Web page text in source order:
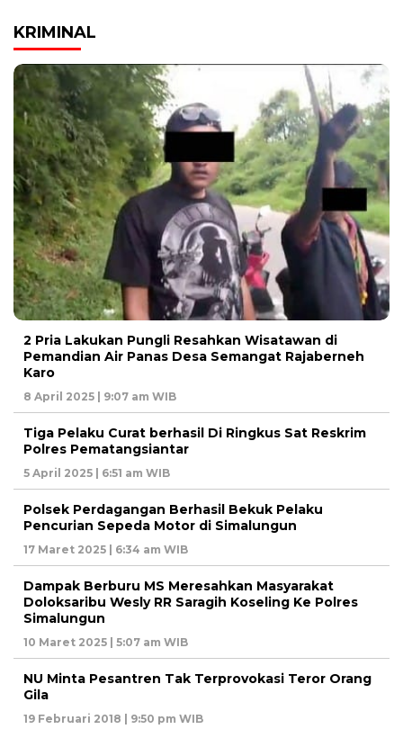
KRIMINAL
2 Pria Lakukan Pungli Resahkan Wisatawan di
Pemandian Air Panas Desa Semangat Rajaberneh
Karo
8 April 2025 | 9:07 am WIB
Tiga Pelaku Curat berhasil Di Ringkus Sat Reskrim
Polres Pematangsiantar
5 April 2025 | 6:51 am WIB
Polsek Perdagangan Berhasil Bekuk Pelaku
Pencurian Sepeda Motor di Simalungun
17 Maret 2025 | 6:34 am WIB
Dampak Berburu MS Meresahkan Masyarakat
Doloksaribu Wesly RR Saragih Koseling Ke Polres
Simalungun
10 Maret 2025 | 5:07 am WIB
NU Minta Pesantren Tak Terprovokasi Teror Orang
Gila
19 Februari 2018 | 9:50 pm WIB